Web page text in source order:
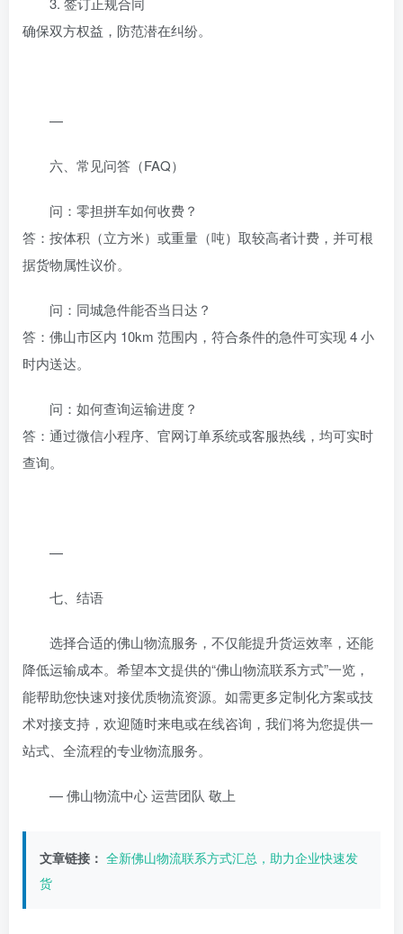
确保双方权益，防范潜在纠纷。
—
六、常见问答（FAQ）
问：零担拼车如何收费？
答：按体积（立方米）或重量（吨）取较高者计费，并可根
据货物属性议价。
问：同城急件能否当日达？
答：佛山市区内 10km 范围内，符合条件的急件可实现 4 小
时内送达。
问：如何查询运输进度？
答：通过微信小程序、官网订单系统或客服热线，均可实时
查询。
—
七、结语
选择合适的佛山物流服务，不仅能提升货运效率，还能
降低运输成本。希望本文提供的“佛山物流联系方式”一览，
能帮助您快速对接优质物流资源。如需更多定制化方案或技
术对接支持，欢迎随时来电或在线咨询，我们将为您提供一
站式、全流程的专业物流服务。
— 佛山物流中心 运营团队 敬上
文章链接： 全新佛山物流联系方式汇总，助力企业快速发
货